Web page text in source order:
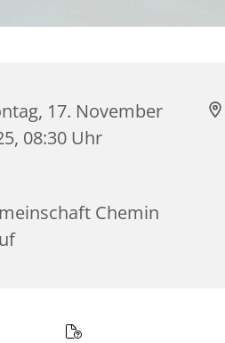
17. November
08:30 Uhr
Chemin